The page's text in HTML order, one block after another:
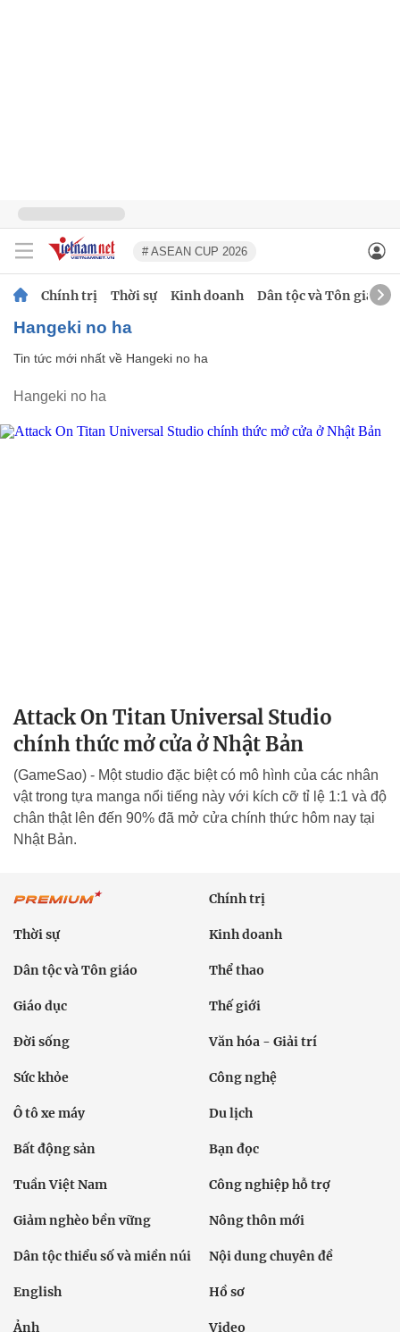
# ASEAN CUP 2026
Chính trị Thời sự Kinh doanh Dân tộc và Tôn giáo
Hangeki no ha
Tin tức mới nhất về Hangeki no ha
Hangeki no ha
Attack On Titan Universal Studio
chính thức mở cửa ở Nhật Bản
(GameSao) - Một studio đặc biệt có mô hình của các nhân
vật trong tựa manga nổi tiếng này với kích cỡ tỉ lệ 1:1 và độ
chân thật lên đến 90% đã mở cửa chính thức hôm nay tại
Nhật Bản.
Chính trị
Thời sự Kinh doanh
Dân tộc và Tôn giáo Thể thao
Giáo dục Thế giới
Đời sống Văn hóa - Giải trí
Sức khỏe Công nghệ
Ô tô xe máy Du lịch
Bất động sản Bạn đọc
Tuần Việt Nam Công nghiệp hỗ trợ
Giảm nghèo bền vững Nông thôn mới
Dân tộc thiểu số và miền núi Nội dung chuyên đề
English Hồ sơ
Ảnh Video